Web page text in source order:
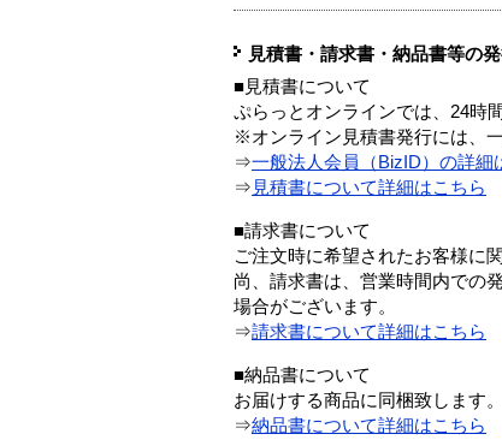
見積書・請求書・納品書等の
■見積書について
ぷらっとオンラインでは、24時
※オンライン見積書発行には、
⇒一般法人会員（BizID）の詳細
⇒ 見積書について詳細はこちら
■請求書について
ご注文時に希望されたお客様に
尚、請求書は、営業時間内での
場合がございます。
⇒請求書について詳細はこちら
■納品書について
お届けする商品に同梱致します。
⇒納品書について詳細はこちら